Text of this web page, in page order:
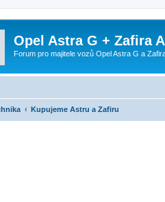
Opel Astra G + Zafira
Forum pro majitele vozů Opel Astra G a
Kupujeme Astru a Zafiru